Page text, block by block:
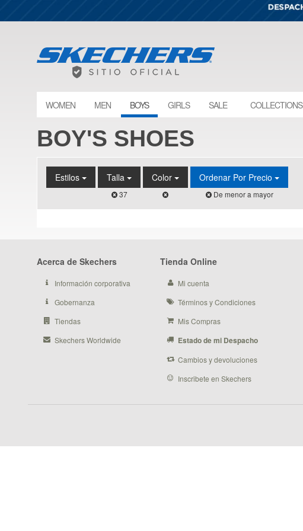
WOMEN MEN BOYS GIRLS SALE COLLECTIONS
BOY'S SHOES
Estilos Talla
37
Color Ordenar Por Precio
De menor a mayor
Acerca de Skechers
Información corporativa
Gobernanza
Tiendas
Skechers Worldwide
Tienda Online
Mi cuenta
Términos y Condiciones
Mis Compras
Estado de mi Despacho
Cambios y devoluciones
Inscribete en Skechers